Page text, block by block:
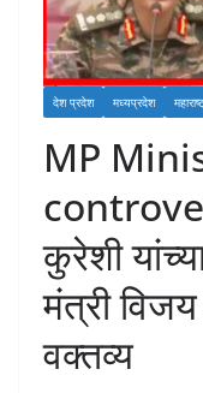
देश प्रदेश मध्यप्रदेश
MP
कुरेशी
मंत्री
वक्तव्य